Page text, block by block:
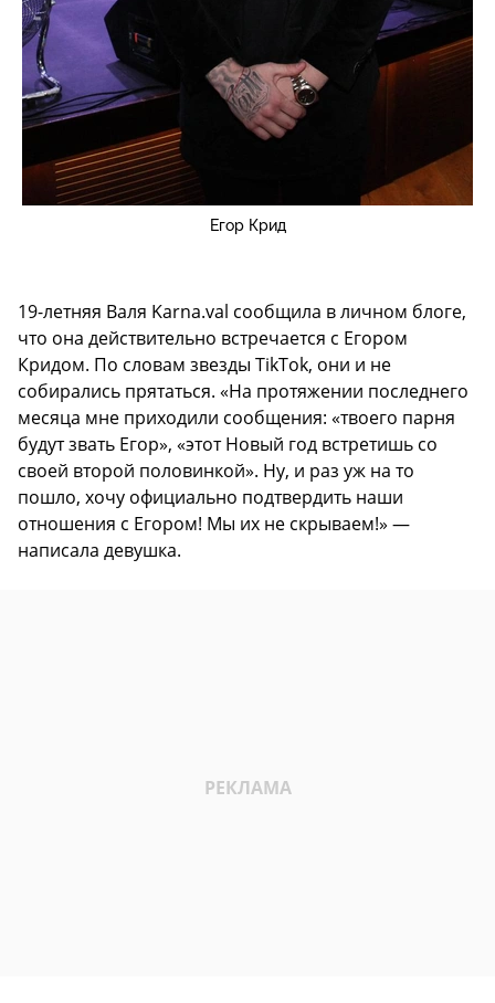
Егор Крид
19-летняя Валя Karna.val сообщила в личном блоге,
что она действительно встречается с Егором
Кридом. По словам звезды TikTok, они и не
собирались прятаться. «На протяжении последнего
месяца мне приходили сообщения: «твоего парня
будут звать Егор», «этот Новый год встретишь со
своей второй половинкой». Ну, и раз уж на то
пошло, хочу официально подтвердить наши
отношения с Егором! Мы их не скрываем!» —
написала девушка.